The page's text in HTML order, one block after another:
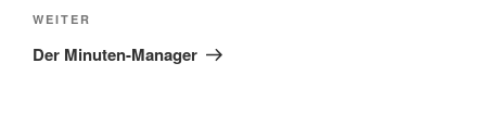
Nächster
Beitrag
WEITER
Der Minuten-Manager